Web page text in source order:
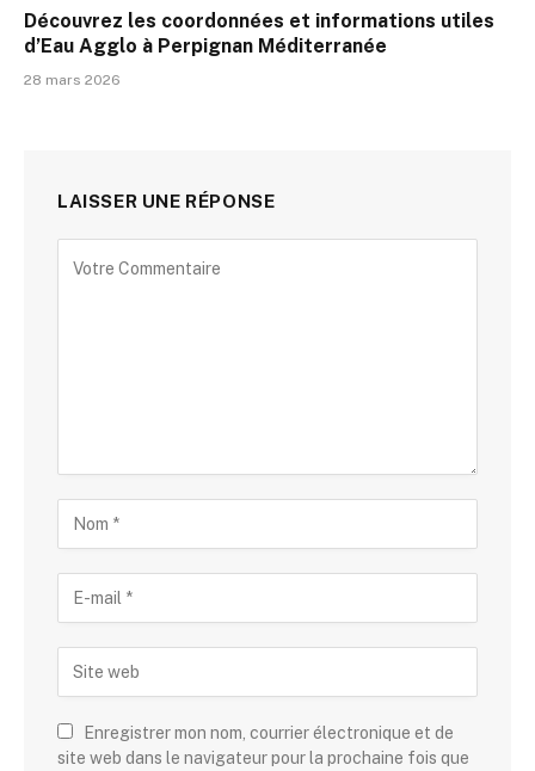
Découvrez les coordonnées et informations utiles
d’Eau Agglo à Perpignan Méditerranée
28 mars 2026
LAISSER UNE RÉPONSE
Enregistrer mon nom, courrier électronique et de
site web dans le navigateur pour la prochaine fois que